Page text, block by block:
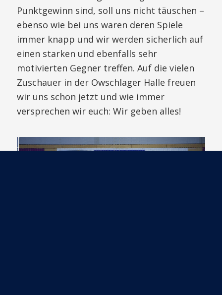
Punktgewinn sind, soll uns nicht täuschen –
ebenso wie bei uns waren deren Spiele
immer knapp und wir werden sicherlich auf
einen starken und ebenfalls sehr
motivierten Gegner treffen. Auf die vielen
Zuschauer in der Owschlager Halle freuen
wir uns schon jetzt und wie immer
versprechen wir euch: Wir geben alles!
Kontakt
Impressum Haftungsausschluss Datenschutz